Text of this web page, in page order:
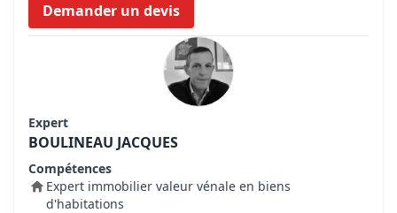
Demander un devis
Expert
BOULINEAU JACQUES
Compétences
Expert immobilier valeur vénale en biens
d'habitations